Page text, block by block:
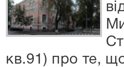
кв.91) про те,